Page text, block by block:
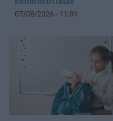
07/08/2026 - 11:01